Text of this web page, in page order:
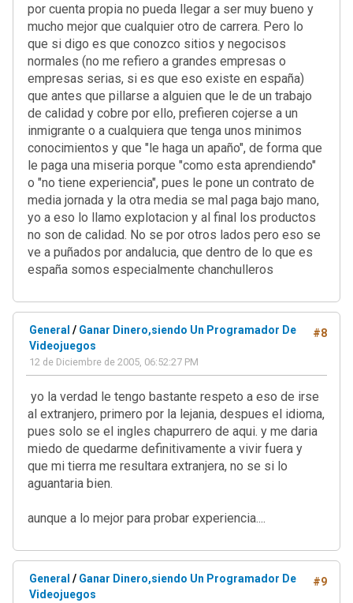
por cuenta propia no pueda llegar a ser muy bueno y
mucho mejor que cualquier otro de carrera. Pero lo
que si digo es que conozco sitios y negocisos
normales (no me refiero a grandes empresas o
empresas serias, si es que eso existe en españa)
que antes que pillarse a alguien que le de un trabajo
de calidad y cobre por ello, prefieren cojerse a un
inmigrante o a cualquiera que tenga unos minimos
conocimientos y que "le haga un apaño", de forma que
le paga una miseria porque "como esta aprendiendo"
o "no tiene experiencia", pues le pone un contrato de
media jornada y la otra media se mal paga bajo mano,
yo a eso lo llamo explotacion y al final los productos
no son de calidad. No se por otros lados pero eso se
ve a puñados por andalucia, que dentro de lo que es
españa somos especialmente chanchulleros
#8
General / Ganar Dinero,siendo Un Programador De
Videojuegos
12 de Diciembre de 2005, 06:52:27 PM
yo la verdad le tengo bastante respeto a eso de irse
al extranjero, primero por la lejania, despues el idioma,
pues solo se el ingles chapurrero de aqui. y me daria
miedo de quedarme definitivamente a vivir fuera y
que mi tierra me resultara extranjera, no se si lo
aguantaria bien.
aunque a lo mejor para probar experiencia....
#9
General / Ganar Dinero,siendo Un Programador De
Videojuegos